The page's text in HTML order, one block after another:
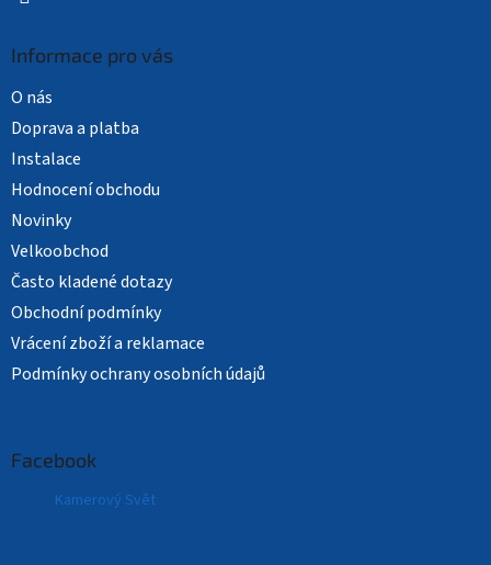
Informace pro vás
O nás
Doprava a platba
Instalace
Hodnocení obchodu
Novinky
Velkoobchod
Často kladené dotazy
Obchodní podmínky
Vrácení zboží a reklamace
Podmínky ochrany osobních údajů
Facebook
Kamerový Svět